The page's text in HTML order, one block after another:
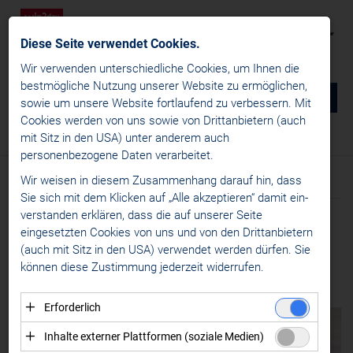
0 DE
NEWS
win2day ICE Hockey League
Alps Hockey League
Womens Hockey Leagues
AWHL
EWHL
KONTAKT
News / Womens Hockey Leagues
Text Bilder
Meldung vom 09.01.2026
EWHL STARTET INS
NEUE JAHR
Diese Seite verwendet Cookies.
Wir verwenden unterschiedliche Cookies, um Ihnen die
best­mögliche Nutzung unserer Website zu ermöglichen,
sowie um unsere Website fortlaufend zu verbessern. Mit
Cookies werden von uns sowie von Drittanbietern (auch
mit Sitz in den USA) unter anderem auch
personenbezogene Daten verarbeitet.
Wir weisen in diesem Zusammenhang darauf hin, dass
Sie sich mit dem Klicken auf „Alle akzeptieren“ damit ein­
ver­standen erklären, dass die auf unserer Seite
eingesetzten Cookies von uns und von den Drittanbietern
(auch mit Sitz in den USA) verwendet werden dürfen. Sie
können diese Zustimmung jederzeit widerrufen.
Erforderlich
Essenzielle Cookies ermöglichen grundlegende
Funktionen und sind für die einwandfreie Funktion der
Inhalte externer Plattformen (soziale Medien)